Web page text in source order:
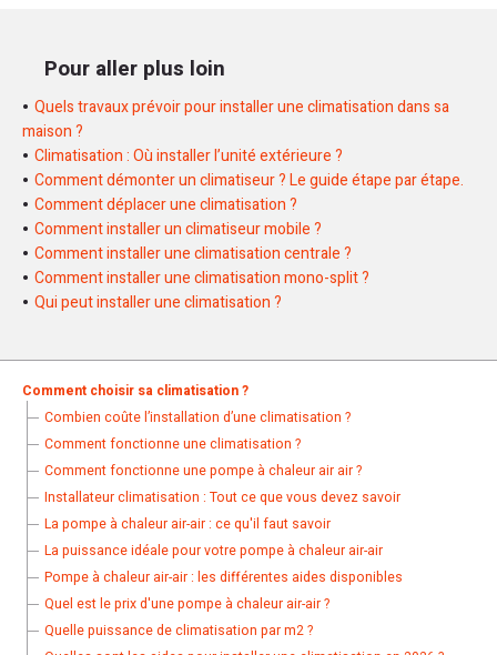
essentiel de le consulter pour savoir si l’installation d’une
climatisation est autorisée.
Enfin, il faut également tenir compte des nuisances
potentielles pour le voisinage, notamment en termes de
bruit.
Il est recommandé de faire appel à un professionnel pour
évaluer la faisabilité de votre projet.
cela peut engendrer. Dans tous les cas, il vaut mieux parler
de votre projet avec votre voisin avant le début des travaux
afin d’éviter toutes plaintes après la mise en service de
l’équipement. Vous pouvez même obtenir une autorisation
préalable écrite de votre voisin pour éviter tout risque.
Pour aller plus loin
Quels travaux prévoir pour installer une climatisation dans sa
maison ?
Climatisation : Où installer l’unité extérieure ?
Comment démonter un climatiseur ? Le guide étape par étape.
Comment déplacer une climatisation ?
Comment installer un climatiseur mobile ?
Comment installer une climatisation centrale ?
Comment installer une climatisation mono-split ?
Qui peut installer une climatisation ?
Comment choisir sa climatisation ?
Combien coûte l’installation d’une climatisation ?
Comment fonctionne une climatisation ?
Comment fonctionne une pompe à chaleur air air ?
Installateur climatisation : Tout ce que vous devez savoir
La pompe à chaleur air-air : ce qu'il faut savoir
La puissance idéale pour votre pompe à chaleur air-air
Pompe à chaleur air-air : les différentes aides disponibles
Quel est le prix d'une pompe à chaleur air-air ?
Quelle puissance de climatisation par m2 ?